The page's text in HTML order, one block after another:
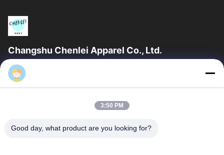
Changshu Chenlei Apparel Co., Ltd.
창수 천레이 의류 유한 공사우리 공장은 2011년 상하이 공항에서
90km 떨어진 장쑤성 쑤저우시에 설립되었으며, 200명 이상의 근
의 장점은 우수한 품질 팀 관리, 빠른 교정, 경쟁력 있는 가격,...
홈
제품 소개
3:50 PM
Good day, what product are you looking for?